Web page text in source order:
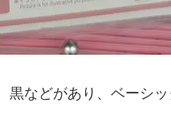
黒などがあり、ベーシ